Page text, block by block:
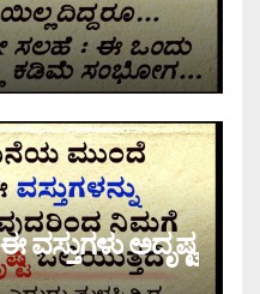
ಈ ವಸ್ತುಗಳು ಅದೃಷ್ಟ